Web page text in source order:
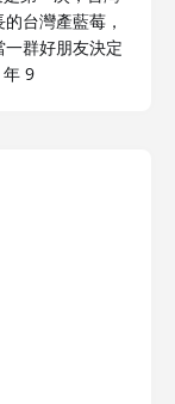
台灣產藍莓，
一群好朋友決定
9